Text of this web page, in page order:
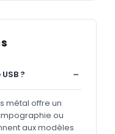
?
métal offre un
ou
aux modèles